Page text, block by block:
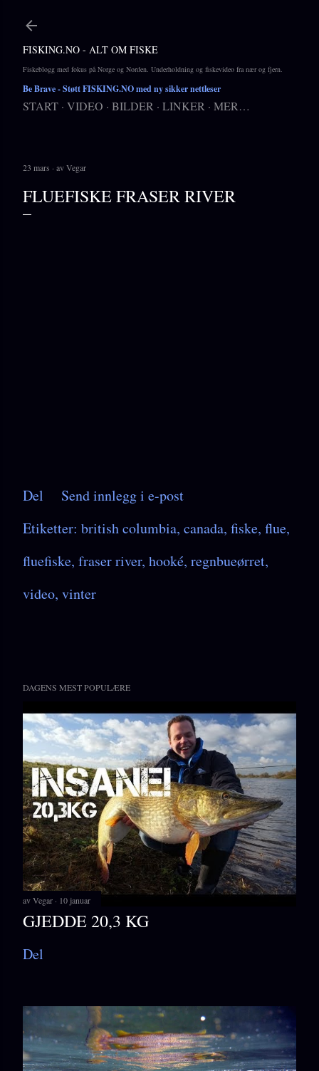
FISKING.NO - ALT OM FISKE
Fiskeblogg med fokus på Norge og Norden. Underholdning og fiskevideo fra nær og fjern.
Be Brave- Støtt FISKING.NO med ny sikker nettleser
START VIDEO BILDER LINKER MER…
23 mars avVegar
FLUEFISKE FRASER RIVER
Del
Send innlegg i e-post
Etiketter: british columbia canada fiske flue
fluefiske fraser river hooké regnbueørret
video vinter
DAGENS MEST POPULÆRE
avVegar 10 januar
GJEDDE 20,3 KG
Del